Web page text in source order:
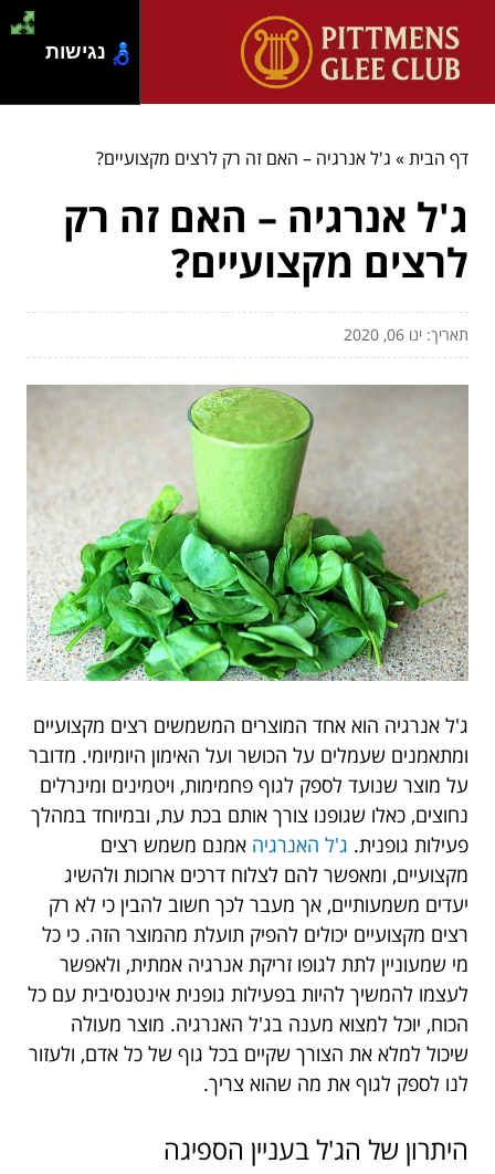
דף הבית» ג'ל אנרגיה – האם זה רק לרצים מקצועיים?
ג'ל אנרגיה – האם זה רק
לרצים מקצועיים?
תאריך: ינו 06, 2020
ג'ל אנרגיה הוא אחד המוצרים המשמשים רצים מקצועיים
ומתאמנים שעמלים על הכושר ועל האימון היומיומי. מדובר
על מוצר שנועד לספק לגוף פחמימות, ויטמינים ומינרלים
נחוצים, כאלו שגופנו צורך אותם בכת עת, ובמיוחד במהלך
פעילות גופנית. ג'ל האנרגיה אמנם משמש רצים
מקצועיים, ומאפשר להם לצלוח דרכים ארוכות ולהשיג
יעדים משמעותיים, אך מעבר לכך חשוב להבין כי לא רק
רצים מקצועיים יכולים להפיק תועלת מהמוצר הזה. כי כל
מי שמעוניין לתת לגופו זריקת אנרגיה אמתית, ולאפשר
לעצמו להמשיך להיות בפעילות גופנית אינטנסיבית עם כל
הכוח, יוכל למצוא מענה בג'ל האנרגיה. מוצר מעולה
שיכול למלא את הצורך שקיים בכל גוף של כל אדם, ולעזור
לנו לספק לגוף את מה שהוא צריך.
היתרון של הג'ל בעניין הספיגה
נגישות